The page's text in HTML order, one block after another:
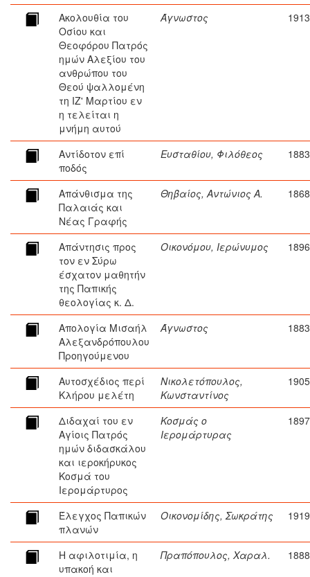
Ακολουθία του
Οσίου και
Θεοφόρου Πατρός
ημών Αλεξίου του
ανθρώπου του
Θεού ψαλλομένη
τη ΙΖ' Μαρτίου εν
η τελείται η
μνήμη αυτού
Άγνωστος 1913
Αντίδοτον επί
ποδός
Ευσταθίου, Φιλόθεος 1883
Απάνθισμα της
Παλαιάς και
Νέας Γραφής
Θηβαίος, Αντώνιος Α. 1868
Απάντησις προς
τον εν Σύρω
έσχατον μαθητήν
της Παπικής
θεολογίας κ. Δ.
Οικονόμου, Ιερώνυμος 1896
Απολογία Μισαήλ
Αλεξανδρόπουλου
Προηγούμενου
Άγνωστος 1883
Αυτοσχέδιος περί
Κλήρου μελέτη
Νικολετόπουλος,
Κωνσταντίνος
1905
Διδαχαί του εν
Αγίοις Πατρός
ημών διδασκάλου
και ιεροκήρυκος
Κοσμά του
Ιερομάρτυρος
Κοσμάς ο
Ιερομάρτυρας
1897
Έλεγχος Παπικών
πλανών
Οικονομίδης, Σωκράτης 1919
Η αφιλοτιμία, η
υπακοή και
Πραπόπουλος, Χαραλ. 1888